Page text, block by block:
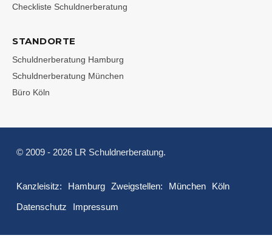
Checkliste Schuldnerberatung
STANDORTE
Schuldnerberatung Hamburg
Schuldnerberatung München
Büro Köln
© 2009 - 2026 LR Schuldnerberatung.
Kanzleisitz: Hamburg Zweigstellen: München
Köln
Datenschutz
Impressum